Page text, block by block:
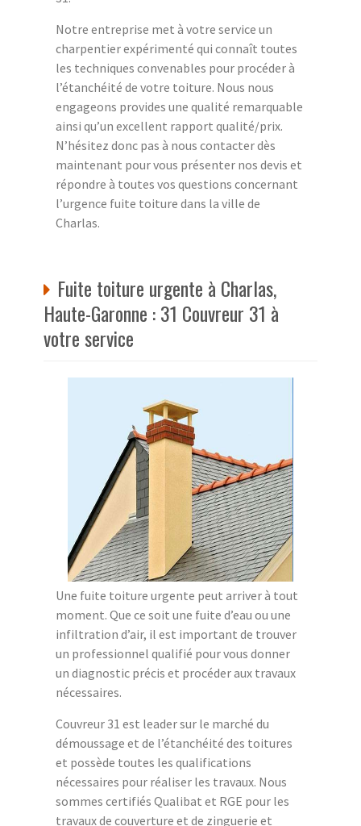
Notre entreprise met à votre service un
charpentier expérimenté qui connaît toutes
les techniques convenables pour procéder à
l’étanchéité de votre toiture. Nous nous
engageons provides une qualité remarquable
ainsi qu’un excellent rapport qualité/prix.
N’hésitez donc pas à nous contacter dès
maintenant pour vous présenter nos devis et
répondre à toutes vos questions concernant
l’urgence fuite toiture dans la ville de
Charlas.
Fuite toiture urgente à Charlas,
Haute-Garonne : 31 Couvreur 31 à
votre service
Une fuite toiture urgente peut arriver à tout
moment. Que ce soit une fuite d’eau ou une
infiltration d’air, il est important de trouver
un professionnel qualifié pour vous donner
un diagnostic précis et procéder aux travaux
nécessaires.
Couvreur 31 est leader sur le marché du
démoussage et de l’étanchéité des toitures
et possède toutes les qualifications
nécessaires pour réaliser les travaux. Nous
sommes certifiés Qualibat et RGE pour les
travaux de couverture et de zinguerie et